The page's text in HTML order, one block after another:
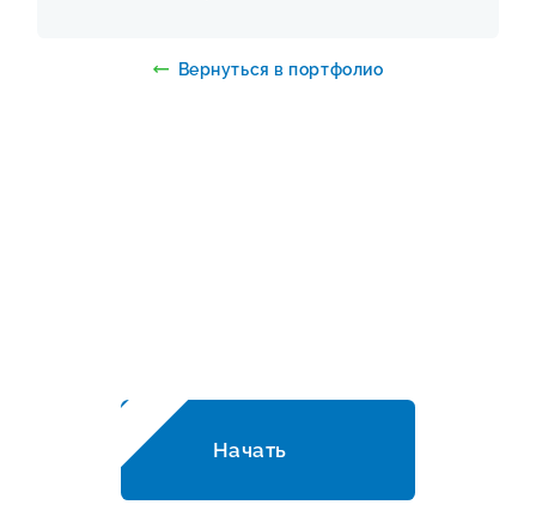
Вернуться в портфолио
Начать